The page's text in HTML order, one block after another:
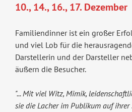
10., 14., 16., 17. Dezember
Familiendinner ist ein großer
und viel Lob für die
Darstellerin und der Darsteller
äußern die Besucher.
"... Mit viel Witz, Mimik,
sie die Lacher im Publikum auf ihrer